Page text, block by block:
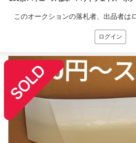
このオークションの落札者、出品者は
ログイン